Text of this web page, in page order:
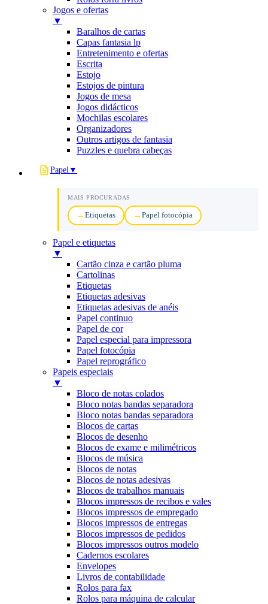
Jogos e ofertas
▼
Baralhos de cartas
Capas fantasia lp
Entretenimento e ofertas
Escrita
Estojo
Estojos de pintura
Jogos de mesa
Jogos didácticos
Mochilas escolares
Organizadores
Outros artigos de fantasia
Puzzles e quebra cabeças
Papel ▼
MAIS PROCURADAS
Etiquetas Papel fotocópia
Papel e etiquetas
▼
Cartão cinza e cartão pluma
Cartolinas
Etiquetas
Etiquetas adesivas
Etiquetas adesivas de anéis
Papel continuo
Papel de cor
Papel especial para impressora
Papel fotocópia
Papel reprográfico
Papeis especiais
▼
Bloco de notas colados
Bloco notas bandas separadora
Bloco notas bandas separadora
Blocos de cartas
Blocos de desenho
Blocos de exame e milimétricos
Blocos de música
Blocos de notas
Blocos de notas adesivas
Blocos de trabalhos manuais
Blocos impressos de recibos e vales
Blocos impressos de empregado
Blocos impressos de entregas
Blocos impressos de pedidos
Blocos impressos outros modelo
Cadernos escolares
Envelopes
Livros de contabilidade
Rolos para fax
Rolos para máquina de calcular